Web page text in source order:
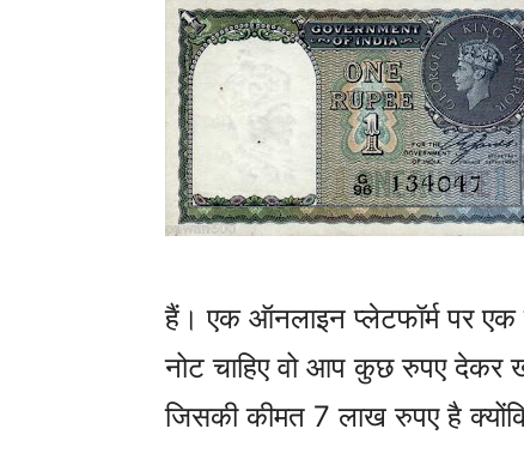
हैं। एक ऑनलाइन प्लेटफॉर्म पर
नोट चाहिए वो आप कुछ रुपए देकर
जिसकी कीमत 7 लाख रुपए है